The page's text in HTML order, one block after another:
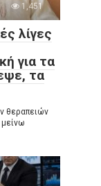
1,451
λίγες
για τα
τα
θεραπειών